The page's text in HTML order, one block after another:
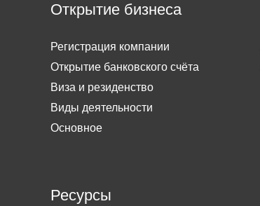
Открытие бизнеса
Регистрация компании
Открытие банковского счёта
Виза и резиденство
Виды деятельности
Основное
Ресурсы